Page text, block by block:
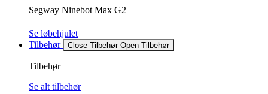
Segway Ninebot Max G2
Se løbehjulet
Tilbehør
Close Tilbehør Open Tilbehør
Tilbehør
Se alt tilbehør